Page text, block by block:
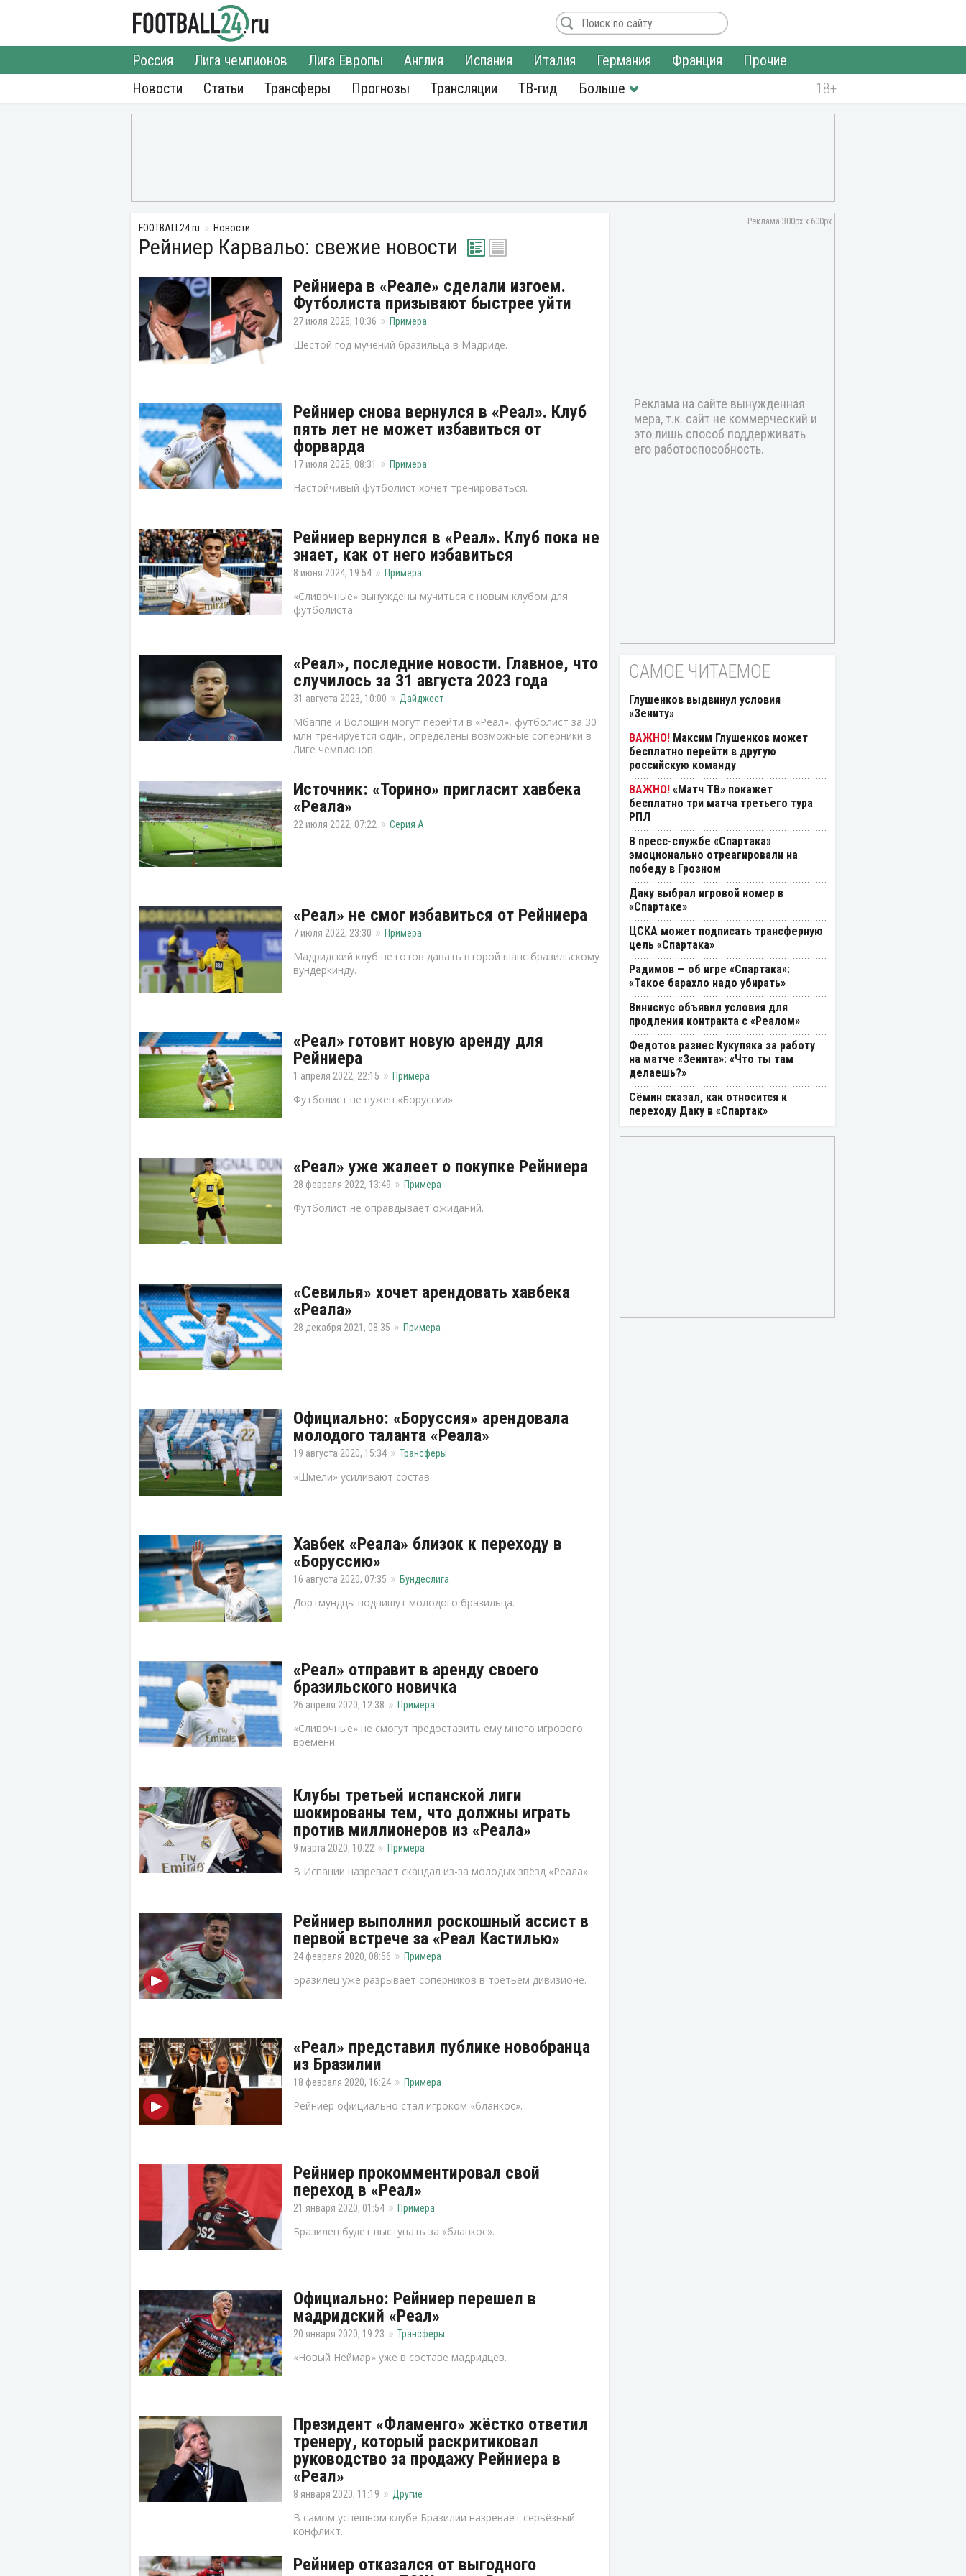
Новости
Россия Лига чемпионов Лига Европы Англия Испания Италия Германия Франция
Прочие
Статьи
Трансферы Прогнозы Трансляции ТВ-гид
FOOTBALL24.ru Новости
Рейниер Карвальо: свежие новости
Рейниера в «Реале» сделали изгоем.
Футболиста призывают быстрее уйти
27 июля 2025, 10:36 Примера
Шестой год мучений бразильца в Мадриде.
Рейниер снова вернулся в «Реал». Клуб
пять лет не может избавиться от
форварда
17 июля 2025, 08:31 Примера
Настойчивый футболист хочет тренироваться.
Рейниер вернулся в «Реал». Клуб пока не
знает, как от него избавиться
8 июня 2024, 19:54 Примера
«Сливочные» вынуждены мучиться с новым клубом для
футболиста.
«Реал», последние новости. Главное, что
случилось за 31 августа 2023 года
31 августа 2023, 10:00 Дайджест
Мбаппе и Волошин могут перейти в «Реал», футболист за 30
млн тренируется один, определены возможные соперники в
Лиге чемпионов.
Источник: «Торино» пригласит хавбека
«Реала»
22 июля 2022, 07:22 Серия А
«Реал» не смог избавиться от Рейниера
7 июля 2022, 23:30 Примера
Мадридский клуб не готов давать второй шанс бразильскому
вундеркинду.
«Реал» готовит новую аренду для
Рейниера
1 апреля 2022, 22:15 Примера
Футболист не нужен «Боруссии».
«Реал» уже жалеет о покупке Рейниера
28 февраля 2022, 13:49 Примера
Футболист не оправдывает ожиданий.
«Севилья» хочет арендовать хавбека
«Реала»
28 декабря 2021, 08:35 Примера
Официально: «Боруссия» арендовала
молодого таланта «Реала»
19 августа 2020, 15:34 Трансферы
«Шмели» усиливают состав.
Хавбек «Реала» близок к переходу в
«Боруссию»
16 августа 2020, 07:35 Бундеслига
Дортмундцы подпишут молодого бразильца.
«Реал» отправит в аренду своего
бразильского новичка
26 апреля 2020, 12:38 Примера
«Сливочные» не смогут предоставить ему много игрового
времени.
Клубы третьей испанской лиги
шокированы тем, что должны играть
против миллионеров из «Реала»
9 марта 2020, 10:22 Примера
В Испании назревает скандал из-за молодых звёзд «Реала».
Рейниер выполнил роскошный ассист в
первой встрече за «Реал Кастилью»
24 февраля 2020, 08:56 Примера
Бразилец уже разрывает соперников в третьем дивизионе.
«Реал» представил публике новобранца
из Бразилии
18 февраля 2020, 16:24 Примера
Рейниер официально стал игроком «бланкос».
Рейниер прокомментировал свой
переход в «Реал»
21 января 2020, 01:54 Примера
Бразилец будет выступать за «бланкос».
Официально: Рейниер перешел в
мадридский «Реал»
20 января 2020, 19:23 Трансферы
«Новый Неймар» уже в составе мадридцев.
Президент «Фламенго» жёстко ответил
тренеру, который раскритиковал
руководство за продажу Рейниера в
«Реал»
8 января 2020, 11:19 Другие
В самом успешном клубе Бразилии назревает серьёзный
конфликт.
Рейниер отказался от выгодного
САМОЕ ЧИТАЕМОЕ
Глушенков выдвинул условия
«Зениту»
Максим Глушенков может
бесплатно перейти в другую
российскую команду
«Матч ТВ» покажет
бесплатно три матча третьего тура
РПЛ
В пресс-службе «Спартака»
эмоционально отреагировали на
победу в Грозном
Даку выбрал игровой номер в
«Спартаке»
ЦСКА может подписать трансферную
цель «Спартака»
Радимов — об игре «Спартака»:
«Такое барахло надо убирать»
Винисиус объявил условия для
продления контракта с «Реалом»
Федотов разнес Кукуляка за работу
на матче «Зенита»: «Что ты там
делаешь?»
Сёмин сказал, как относится к
переходу Даку в «Спартак»